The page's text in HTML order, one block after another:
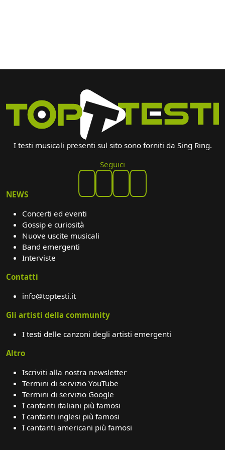
I testi musicali presenti sul sito sono forniti da Sing Ring.
Seguici
NEWS
Concerti ed eventi
Gossip e curiosità
Nuove uscite musicali
Band emergenti
Interviste
Contatti
info@toptesti.it
Gli artisti della community
I testi delle canzoni degli artisti emergenti
Altro
Iscriviti alla nostra newsletter
Termini di servizio YouTube
Termini di servizio Google
I cantanti italiani più famosi
I cantanti inglesi più famosi
I cantanti americani più famosi